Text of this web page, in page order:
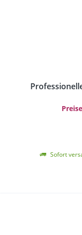
Preise
Sofort